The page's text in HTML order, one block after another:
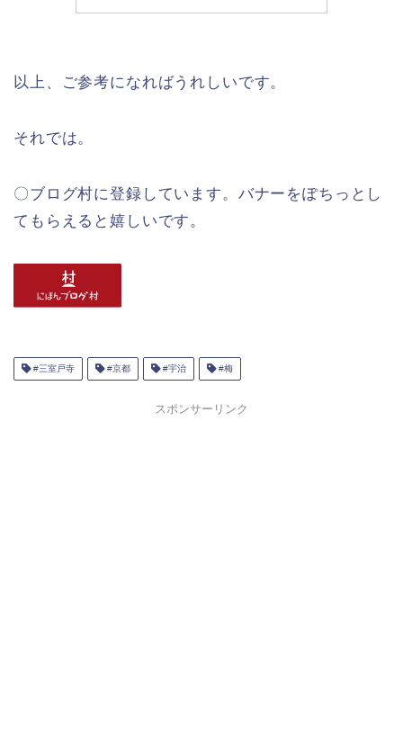
以上、ご参考になればうれしいです。
それでは。
〇ブログ村に登録しています。バナーをぽちっとし
てもらえると嬉しいです。
#三室戸寺 #京都 #宇治 #梅
スポンサーリンク